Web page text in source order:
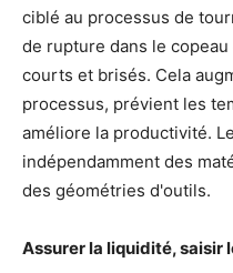
ciblé au processus de
de rupture dans le
courts et brisés. Cela
processus, prévient les
améliore la productivité.
indépendamment des
des géométries d'outils.
Assurer la liquidité, saisir